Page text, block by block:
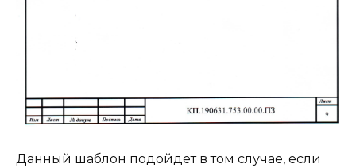
Данный шаблон подойдет в том случае, если